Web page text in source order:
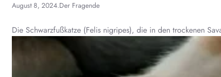
August 8, 2024.Der Fragende
Die Schwarzfußkatze (Felis nigripes), die in den trockenen